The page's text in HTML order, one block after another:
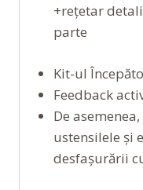
+rețetar
parte
Kit-ul
Feedback
De
ustensilele și
desfașurării